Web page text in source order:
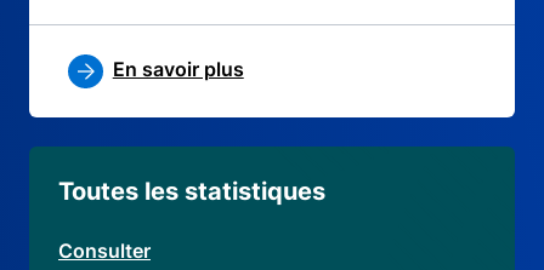
En savoir plus
Toutes les statistiques
Consulter